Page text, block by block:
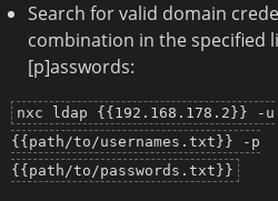
Search for valid domain
combination in the specified
[p]asswords:
nxc ldap {{192.168.178.2}} -u
{{path/to/usernames.txt}} -p
{{path/to/passwords.txt}}